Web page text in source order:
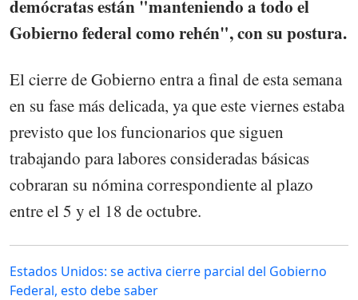
demócratas están "manteniendo a todo el
Gobierno federal como rehén", con su postura.
El cierre de Gobierno entra a final de esta semana
en su fase más delicada, ya que este viernes estaba
previsto que los funcionarios que siguen
trabajando para labores consideradas básicas
cobraran su nómina correspondiente al plazo
entre el 5 y el 18 de octubre.
Estados Unidos: se activa cierre parcial del Gobierno
Federal, esto debe saber